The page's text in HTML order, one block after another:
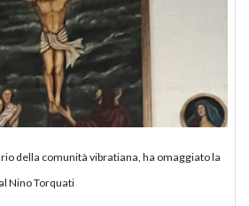
della comunità vibratiana, ha omaggiato la
Nino Torquati